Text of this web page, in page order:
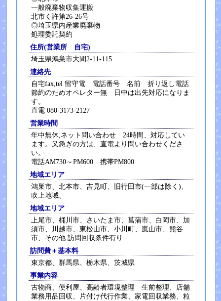
一般廃棄物収集運搬
北市く許第26-26号
◎埼玉県内産業廃棄物
処理委託契約
住所(営業所 自宅)
埼玉県鴻巣市大間2-11-115
連絡先
自宅fax,tel 留守電 電話番号 名前 折り返し電話
節約のためオペレター無 日中は出先対応になりま
す。
直電 080-3173-2127
営業時間
年中無休,ネット問い合わせ 24時間、対応してい
ます。又急ぎの方は、直電より問い合わせくださ
い。
電話AM730～PM600 携帯PM800
地域エリア
鴻巣市、北本市、吉見町、旧行田市(一部は除く)、
吹上地域、
地域エリア
上尾市、桶川市、さいたま市、菖蒲市、白岡市、加
須市、川越市、東松山市、小川町、嵐山市、熊谷
市、その他 訪問回収条件有り
訪問費＋基本料
東京都、群馬県、栃木県、茨城県
事業内容
古物商、便利屋、高齢者環境整理 生前整理、店舗
業務用品回収、片付け代行作業、家電回収業務、粒